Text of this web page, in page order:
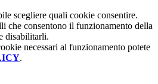
scegliere quali cookie consentire.
che consentono il funzionamento della
disabilitarli.
necessari al funzionamento potete
.